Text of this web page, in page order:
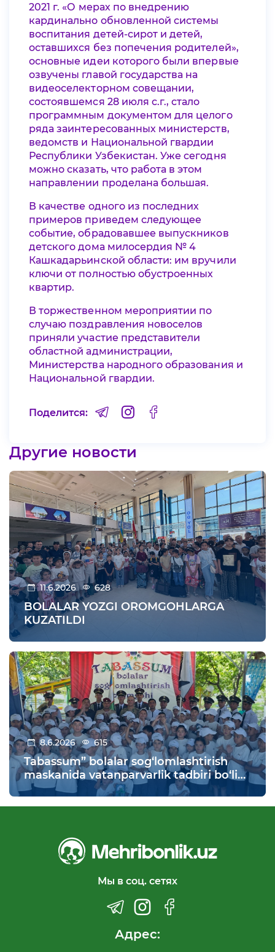
2021 г. «О мерах по внедрению
кардинально обновленной системы
воспитания детей-сирот и детей,
оставшихся без попечения родителей»,
основные идеи которого были впервые
озвучены главой государства на
видеоселекторном совещании,
состоявшемся 28 июля с.г., стало
программным документом для целого
ряда заинтересованных министерств,
ведомств и Национальной гвардии
Республики Узбекистан. Уже сегодня
можно сказать, что работа в этом
направлении проделана большая.
В качестве одного из последних
примеров приведем следующее
событие, обрадовавшее выпускников
детского дома милосердия № 4
Кашкадарьинской области: им вручили
ключи от полностью обустроенных
квартир.
В торжественном мероприятии по
случаю поздравления новоселов
приняли участие представители
областной администрации,
Министерства народного образования и
Национальной гвардии.
Поделится:
Другие новости
11.6.2026 628
BOLALAR YOZGI OROMGOHLARGA
KUZATILDI
8.6.2026 615
Tabassum” bolalar sog‘lomlashtirish
maskanida vatanparvarlik tadbiri bo‘lib
o‘tdi
Мы в соц. сетях
Адрес: